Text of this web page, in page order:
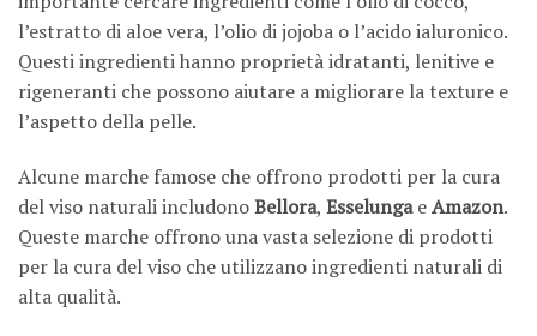
l’estratto di aloe vera, l’olio di jojoba o l’acido ialuronico.
Questi ingredienti hanno proprietà idratanti, lenitive e
rigeneranti che possono aiutare a migliorare la texture e
l’aspetto della pelle.
Alcune marche famose che offrono prodotti per la cura
del viso naturali includonoBellora, EsselungaeAmazon.
Queste marche offrono una vasta selezione di prodotti
per la cura del viso che utilizzano ingredienti naturali di
alta qualità.